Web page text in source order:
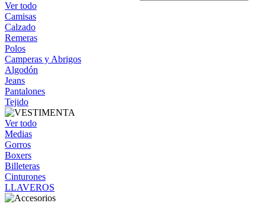
Ver todo
Camisas
Calzado
Remeras
Polos
Camperas y Abrigos
Algodón
Jeans
Pantalones
Tejido
Ver todo
Medias
Gorros
Boxers
Billeteras
Cinturones
LLAVEROS